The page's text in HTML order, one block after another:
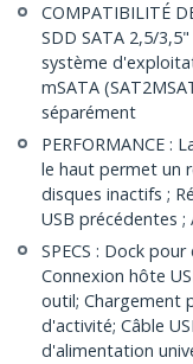
COMPATIBILITÉ
SDD SATA 2,5/
système
mSATA
séparément
PERFORMANCE :
le haut permet un
disques inactifs ;
USB précédentes
SPECS : Dock
Connexion hôte
outil; Chargement
d'activité; Câble
d'alimentation